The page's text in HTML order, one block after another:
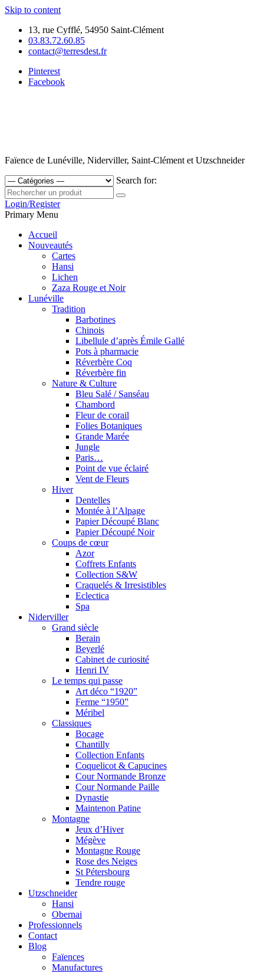
Skip to content
13, rue Cyfflé, 54950 Saint-Clément
03.83.72.60.85
contact@terresdest.fr
Pinterest
Facebook
Faïence de Lunéville, Niderviller, Saint-Clément et Utzschneider
Search for:
Login/Register
Primary Menu
Accueil
Nouveautés
Cartes
Hansi
Lichen
Zaza Rouge et Noir
Lunéville
Tradition
Barbotines
Chinois
Libellule d’après Émile Gallé
Pots à pharmacie
Réverbère Coq
Réverbère fin
Nature & Culture
Bleu Salé / Sanséau
Chambord
Fleur de corail
Folies Botaniques
Grande Marée
Jungle
Paris…
Point de vue éclairé
Vent de Fleurs
Hiver
Dentelles
Montée à l’Alpage
Papier Découpé Blanc
Papier Découpé Noir
Coups de cœur
Azor
Coffrets Enfants
Collection S&W
Craquelés & Irresistibles
Eclectica
Spa
Niderviller
Grand siècle
Berain
Beyerlé
Cabinet de curiosité
Henri IV
Le temps qui passe
Art déco “1920”
Ferme “1950”
Méribel
Classiques
Bocage
Chantilly
Collection Enfants
Coquelicot & Capucines
Cour Normande Bronze
Cour Normande Paille
Dynastie
Maintenon Patine
Montagne
Jeux d’Hiver
Mégève
Montagne Rouge
Rose des Neiges
St Pétersbourg
Tendre rouge
Utzschneider
Hansi
Obernai
Professionnels
Contact
Blog
Faïences
Manufactures